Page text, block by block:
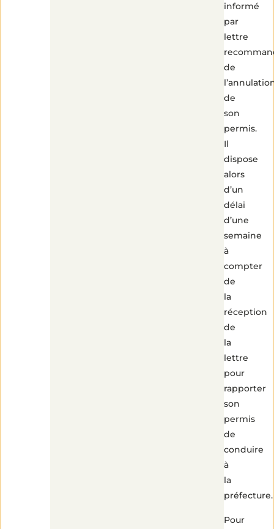
informé
par
lettre
de
de
son
permis.
Il
dispose
alors
d’un
délai
d’une
semaine
à
compter
de
la
réception
de
la
lettre
pour
rapporter
son
permis
de
conduire
à
la
préfecture.
Pour